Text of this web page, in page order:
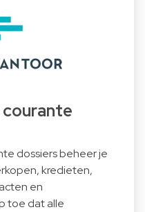
dossiers beheer je
kredieten,
en
toe dat alle